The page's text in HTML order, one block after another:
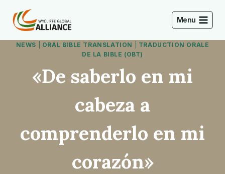
Contenido
Menu
NEWS ORAL BIBLE TRANSLATION
TRADUCTION ORALE
DE LA BIBLE (OBT)
«De saberlo en mi
cabeza a
comprenderlo en mi
corazón»